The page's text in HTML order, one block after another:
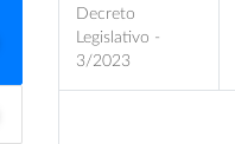
Decreto
Legislativo -
3/2023